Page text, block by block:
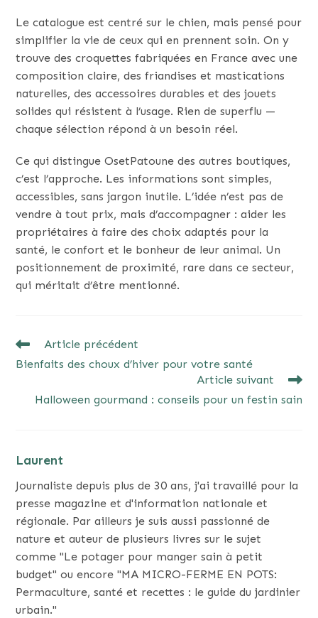
Le catalogue est centré sur le chien, mais pensé pour
simplifier la vie de ceux qui en prennent soin. On y
trouve des croquettes fabriquées en France avec une
composition claire, des friandises et mastications
naturelles, des accessoires durables et des jouets
solides qui résistent à l’usage. Rien de superflu —
chaque sélection répond à un besoin réel.
Ce qui distingue OsetPatoune des autres boutiques,
c’est l’approche. Les informations sont simples,
accessibles, sans jargon inutile. L’idée n’est pas de
vendre à tout prix, mais d’accompagner : aider les
propriétaires à faire des choix adaptés pour la
santé, le confort et le bonheur de leur animal. Un
positionnement de proximité, rare dans ce secteur,
qui méritait d’être mentionné.
READ
ARTICLES
Article précédent
Bienfaits des choux d’hiver pour votre santé
Article suivant
Halloween gourmand : conseils pour un festin sain
Laurent
Journaliste depuis plus de 30 ans, j'ai travaillé pour la
presse magazine et d'information nationale et
régionale. Par ailleurs je suis aussi passionné de
nature et auteur de plusieurs livres sur le sujet
comme "Le potager pour manger sain à petit
budget" ou encore "MA MICRO-FERME EN POTS:
Permaculture, santé et recettes : le guide du jardinier
urbain."